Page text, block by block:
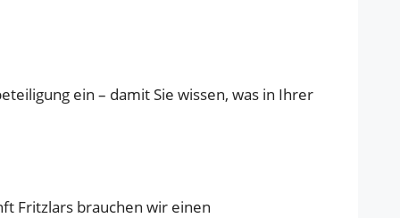
ein – damit Sie wissen, was in Ihrer
Fritzlars brauchen wir einen